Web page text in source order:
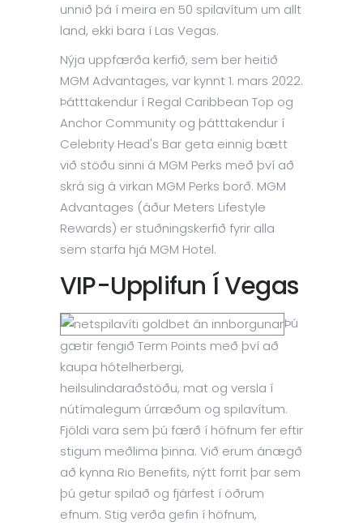
unnið þá í meira en 50 spilavítum um allt
land, ekki bara í Las Vegas.
Nýja uppfærða kerfið, sem ber heitið
MGM Advantages, var kynnt 1. mars 2022.
Þátttakendur í Regal Caribbean Top og
Anchor Community og þátttakendur í
Celebrity Head's Bar geta einnig bætt
við stöðu sinni á MGM Perks með því að
skrá sig á virkan MGM Perks borð. MGM
Advantages (áður Meters Lifestyle
Rewards) er stuðningskerfið fyrir alla
sem starfa hjá MGM Hotel.
VIP-Upplifun Í Vegas
Þú
gætir fengið Term Points með því að
kaupa hótelherbergi,
heilsulindaraðstöðu, mat og versla í
nútímalegum úrræðum og spilavítum.
Fjöldi vara sem þú færð í höfnum fer eftir
stigum meðlima þinna. Við erum ánægð
að kynna Rio Benefits, nýtt forrit þar sem
þú getur spilað og fjárfest í öðrum
efnum. Stig verða gefin í höfnum,